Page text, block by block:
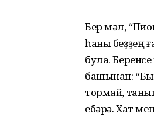
Бер мәл,
һаны беҙҙең
була.
башынан:
тормай,
ебәрә. Хат